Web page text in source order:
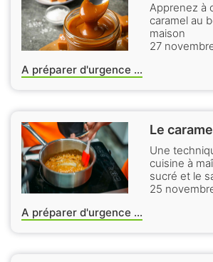
Apprenez à
caramel au
maison
27
A préparer d'urgence ...
Le
Une
cuisine à
sucré et le
25
A préparer d'urgence ...